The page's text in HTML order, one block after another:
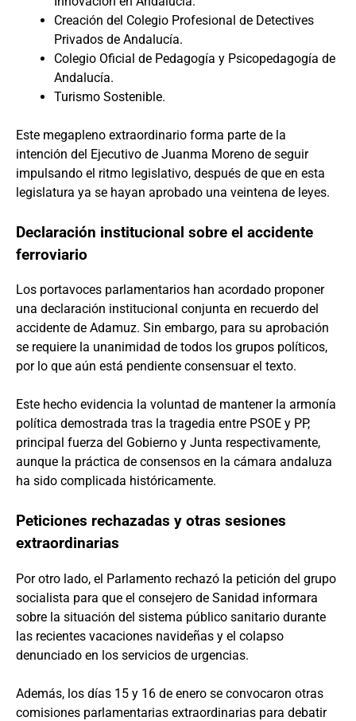
Creación del Colegio Profesional de Detectives
Privados de Andalucía.
Colegio Oficial de Pedagogía y Psicopedagogía de
Andalucía.
Turismo Sostenible.
Este megapleno extraordinario forma parte de la
intención del Ejecutivo de Juanma Moreno de seguir
impulsando el ritmo legislativo, después de que en esta
legislatura ya se hayan aprobado una veintena de leyes.
Declaración institucional sobre el accidente
ferroviario
Los portavoces parlamentarios han acordado proponer
una declaración institucional conjunta en recuerdo del
accidente de Adamuz. Sin embargo, para su aprobación
se requiere la unanimidad de todos los grupos políticos,
por lo que aún está pendiente consensuar el texto.
Este hecho evidencia la voluntad de mantener la armonía
política demostrada tras la tragedia entre PSOE y PP,
principal fuerza del Gobierno y Junta respectivamente,
aunque la práctica de consensos en la cámara andaluza
ha sido complicada históricamente.
Peticiones rechazadas y otras sesiones
extraordinarias
Por otro lado, el Parlamento rechazó la petición del grupo
socialista para que el consejero de Sanidad informara
sobre la situación del sistema público sanitario durante
las recientes vacaciones navideñas y el colapso
denunciado en los servicios de urgencias.
Además, los días 15 y 16 de enero se convocaron otras
comisiones parlamentarias extraordinarias para debatir